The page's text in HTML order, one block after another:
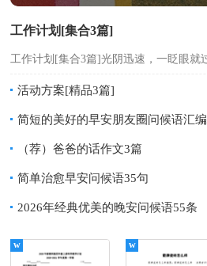
工作计划[集合3篇]
工作计划[集合3篇]光阴迅速，一眨眼就
活动方案[精品3篇]
简短的美好的早安朋友圈问候语汇
（荐）爸爸的话作文3篇
简单治愈早安问候语35句
2026年经典优美的晚安问候语55条